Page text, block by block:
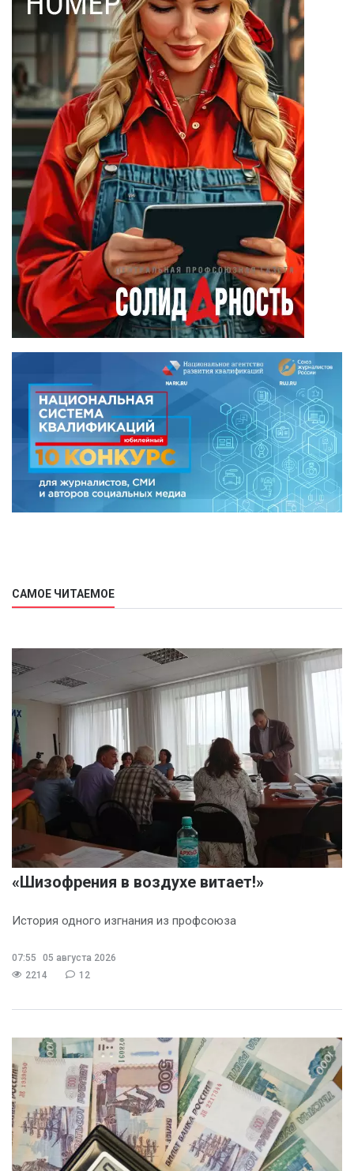
САМОЕ ЧИТАЕМОЕ
«Шизофрения в воздухе витает!»
История одного изгнания из профсоюза
07:55
05 августа 2026
2214
12